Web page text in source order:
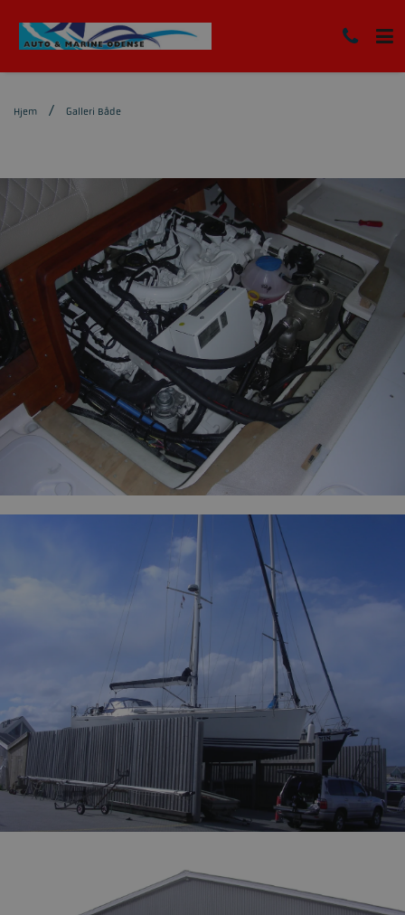
Hjem Galleri Både